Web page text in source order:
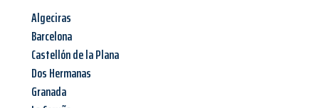
Algeciras
Barcelona
Castellón de la Plana
Dos Hermanas
Granada